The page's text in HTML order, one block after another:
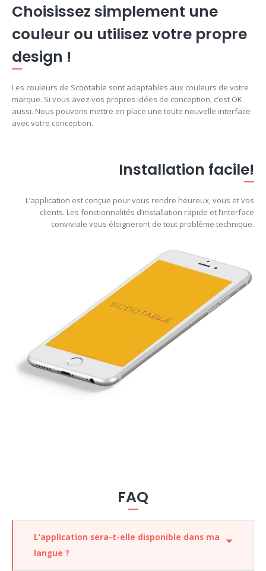
Choisissez simplement une
couleur ou utilisez votre propre
design !
Les couleurs de Scootable sont adaptables aux couleurs de votre
marque. Si vous avez vos propres idées de conception, c’est OK
aussi. Nous pouvons mettre en place une toute nouvelle interface
avec votre conception.
Installation facile!
L’application est conçue pour vous rendre heureux, vous et vos
clients. Les fonctionnalités d’installation rapide et l’interface
conviviale vous éloigneront de tout problème technique.
FAQ
L’application sera-t-elle disponible dans ma
langue ?